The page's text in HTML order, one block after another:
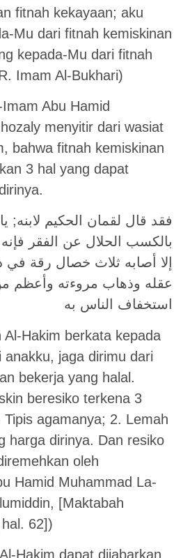
fitnah kekayaan; aku
Mu dari fitnah kemiskinan
kepada-Mu dari fitnah
Imam Al-Bukhari)
Abu Hamid
menyitir dari wasiat
bahwa fitnah kemiskinan
3 hal yang dapat
ﻓﻘﺪ ﻗﺎﻝ ﻟﻘﻤﺎﻥ اﻟﺤﻜﻴﻢ ﻻﺑﻨﻪ;
ﺑﺎﻟﻜﺴﺐ اﻟﺤﻼﻝ ﻋﻦ اﻟﻔﻘﺮ
ﺇﻻ ﺃﺻﺎﺑﻪ ﺛﻼﺙ ﺧﺼﺎﻝ ﺭﻗﺔ
ﻋﻘﻠﻪ ﻭﺫﻫﺎﺏ ﻣﺮﻭءﺗﻪ ﻭﺃﻋﻈﻢ
اﺳﺘﺨﻔﺎﻑ اﻟﻨﺎﺱ ﺑﻪ
Al-Hakim berkata kepada
anakku, jaga dirimu dari
bekerja yang halal.
beresiko terkena 3
agamanya; 2. Lemah
harga dirinya. Dan resiko
oleh
Hamid Muhammad La-
[Maktabah
62])
Hakim dapat dijabarkan